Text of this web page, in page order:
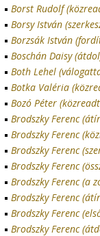
Borst Rudolf
Borsy István
Borzsák István
Boschán Daisy
Both Lehel
Botka Valéria
Bozó Péter
Brodszky Ferenc
Brodszky Ferenc
Brodszky Ferenc
Brodszky Ferenc
Brodszky Ferenc (a
Brodszky Ferenc
Brodszky Ferenc
Brodszky Ferenc